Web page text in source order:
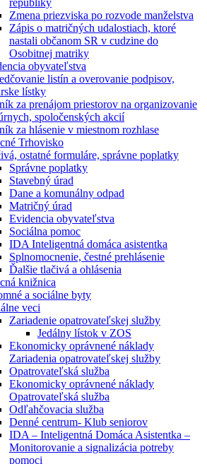
republiky
Zmena priezviska po rozvode manželstva
Zápis o matričných udalostiach, ktoré
nastali občanom SR v cudzine do
Osobitnej matriky
obyvateľstva
listín a overovanie podpisov,
lístky
za prenájom priestorov na organizovanie
spoločenských akcií
za hlásenie v miestnom rozhlase
Trhovisko
ostatné formuláre, správne poplatky
Správne poplatky
Stavebný úrad
Dane a komunálny odpad
Matričný úrad
Evidencia obyvateľstva
Sociálna pomoc
IDA Inteligentná domáca asistentka
Splnomocnenie, čestné prehlásenie
Ďalšie tlačivá a ohlásenia
knižnica
a sociálne byty
veci
Zariadenie opatrovateľskej služby
Jedálny lístok v ZOS
Ekonomicky oprávnené náklady
Zariadenia opatrovateľskej služby
Opatrovateľská služba
Ekonomicky oprávnené náklady
Opatrovateľská služba
Odľahčovacia služba
Denné centrum- Klub seniorov
IDA – Inteligentná Domáca Asistentka –
Monitorovanie a signalizácia potreby
pomoci